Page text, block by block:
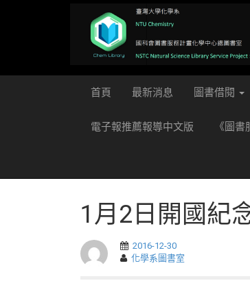
首頁 最新消息 圖書借閱
電子報推薦報導中文版 《圖
1月2日開國紀
2016-12-30
化學系圖書室